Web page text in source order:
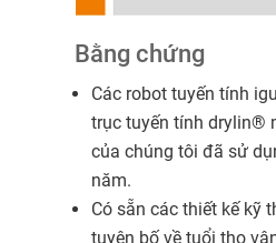
Bằng chứng
Các robot tuyến tính
trục tuyến tính drylin®
của chúng tôi đã sử
năm.
Có sẵn các thiết kế kỹ
tuyên bố về tuổi thọ